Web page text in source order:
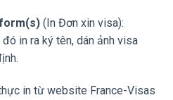
(In Đơn xin visa):
in ra ký tên, dán ảnh visa
in từ website France-Visas